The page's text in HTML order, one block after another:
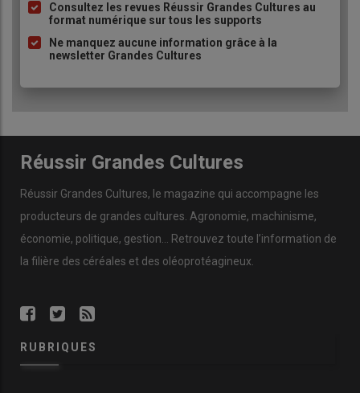
comme l’utilisation de trichogrammes, micro-guêpes
parasites.
(1) Plan d’action stratégique pour l’anticipation du
potentiel retrait européen des substances actives et le
à
puce
Consultez les revues Réussir Grandes Cultures au
format numérique sur tous les supports
Ne manquez aucune information grâce à la
newsletter Grandes Cultures
Réussir Grandes Cultures
Réussir Grandes Cultures, le magazine qui accompagne les
producteurs de grandes cultures Agronomie, machinisme,
économie, politique, gestion … Retrouvez toute l’information de
la filière des céréales et des oléoprotéagineux
RUBRIQUES